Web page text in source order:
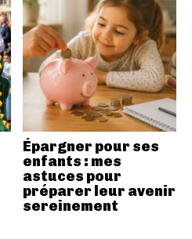
Épargner pour ses
enfants : mes
astuces pour
préparer leur avenir
sereinement